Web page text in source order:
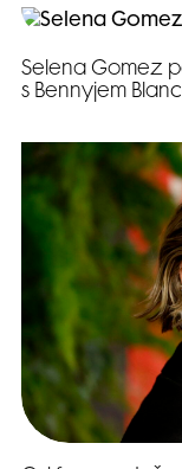
Selena Gomez
s Bennyjem